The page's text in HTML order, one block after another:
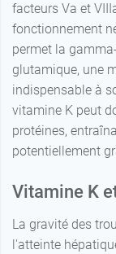
facteurs Va et
fonctionnement
permet la
glutamique, une
indispensable à
vitamine K peut
protéines,
potentiellement
Vitamine K
La gravité des
l'atteinte